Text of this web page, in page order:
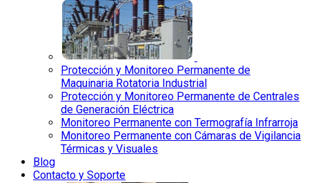
Protección y Monitoreo Permanente de
Maquinaria Rotatoria Industrial
Protección y Monitoreo Permanente de Centrales
de Generación Eléctrica
Monitoreo Permanente con Termografía Infrarroja
Monitoreo Permanente con Cámaras de Vigilancia
Térmicas y Visuales
Blog
Contacto y Soporte